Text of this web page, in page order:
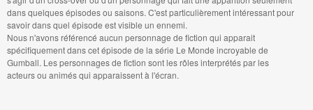
dans quelques épisodes ou saisons. C'est particulièrement intéressant pour
savoir dans quel épisode est visible un ennemi.
Nous n'avons référencé aucun personnage de fiction qui apparait
spécifiquement dans cet épisode de la série Le Monde incroyable de
Gumball. Les personnages de fiction sont les rôles interprétés par les
acteurs ou animés qui apparaissent à l'écran.